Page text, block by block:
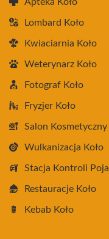
Apteka Koło
Lombard Koło
Kwiaciarnia Koło
Weterynarz Koło
Fotograf Koło
Fryzjer Koło
Salon Kosmetyczny
Wulkanizacja Koło
Stacja Kontroli
Restauracje Koło
Kebab Koło